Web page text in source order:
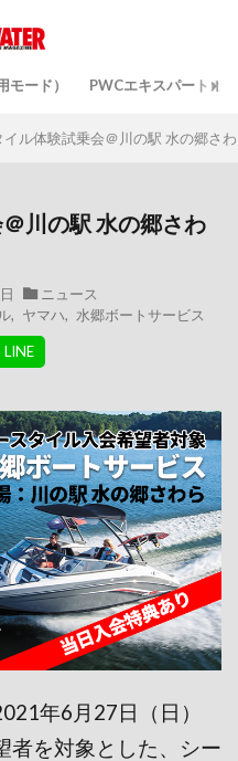
ード） PWCエキスパートガ
イル体験試乗会＠川の駅 水の郷さ
川の駅 水の郷さわ
ニュース
, ヤマハ 水郷ボートサービス
年6月27日（日）
者を対象とした、シー